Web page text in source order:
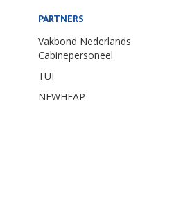
PARTNERS
Vakbond Nederlands
Cabinepersoneel
TUI
NEWHEAP